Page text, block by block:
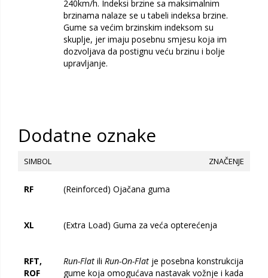
240km/h. Indeksi brzine sa maksimalnim
brzinama nalaze se u tabeli indeksa brzine.
Gume sa većim brzinskim indeksom su
skuplje, jer imaju posebnu smjesu koja im
dozvoljava da postignu veću brzinu i bolje
upravljanje.
Dodatne oznake
SIMBOL ZNAČENJE
RF (Reinforced) Ojačana guma
XL (Extra Load) Guma za veća opterećenja
RFT,
ROF
Run-Flat ili Run-On-Flat je posebna konstrukcija
gume koja omogućava nastavak vožnje i kada